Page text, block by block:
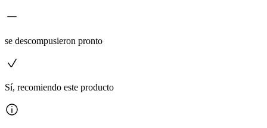
se descompusieron pronto
Sí, recomiendo este producto